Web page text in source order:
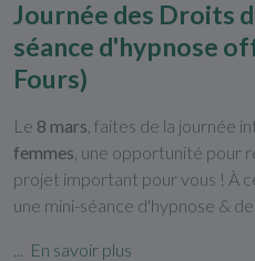
Journée des Droits
séance d'hypnose
Fours)
Le 8 mars , faites de la journée
femmes , une opportunité pour
projet important pour vous ! À
une mini-séance d'hypnose &
En savoir plus